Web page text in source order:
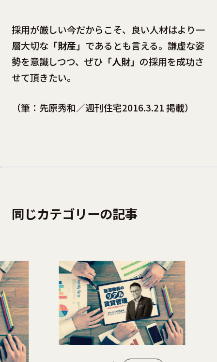
採用が厳しい今だからこそ、良い人材はより一
層大切な「財産」 であるとも言える。謙虚な姿
勢を意識しつつ、ぜひ「人財」 の採用を成功さ
せて頂きたい。
（筆：先原秀和／週刊住宅2016.3.21 掲載）
同じカテゴリーの記事